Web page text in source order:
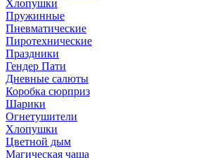
Хлопушки
Пружинные
Пневматические
Пиротехнические
Праздники
Гендер Пати
Дневные салюты
Коробка сюрприз
Шарики
Огнетушители
Хлопушки
Цветной дым
Магическая чаша